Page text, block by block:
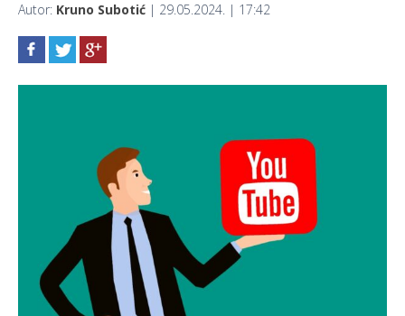
Autor: Kruno Subotić | 29.05.2024. | 17:42